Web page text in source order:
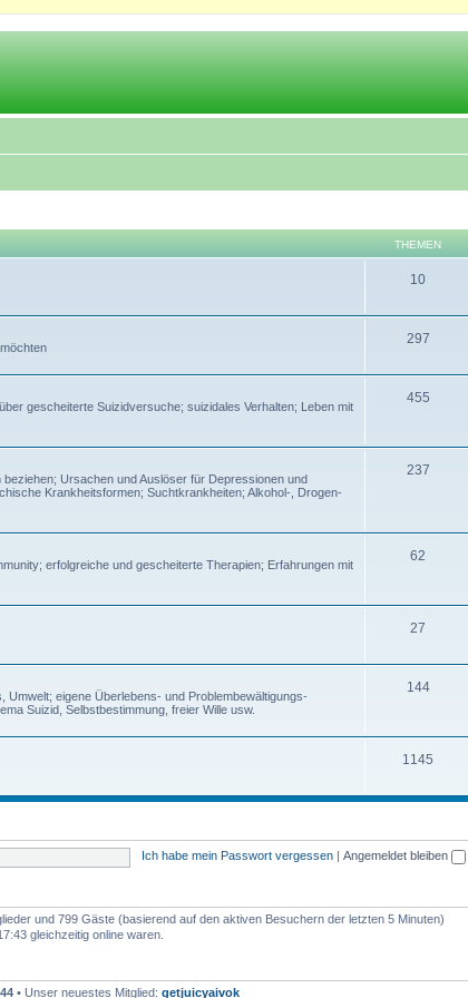
THEMEN
10
297
gescheiterte Suizidversuche; suizidales Verhalten; Leben mit
455
Ursachen und Auslöser für Depressionen und
Krankheitsformen; Suchtkrankheiten; Alkohol-, Drogen-
237
erfolgreiche und gescheiterte Therapien; Erfahrungen mit
62
27
eigene Überlebens- und Problembewältigungs-
Suizid, Selbstbestimmung, freier Wille usw.
144
1145
Ich habe mein Passwort vergessen Angemeldet bleiben
und 799 Gäste (basierend auf den aktiven Besuchern der letzten 5 Minuten)
gleichzeitig online waren.
• Unser neuestes Mitglied: getjuicyaivok